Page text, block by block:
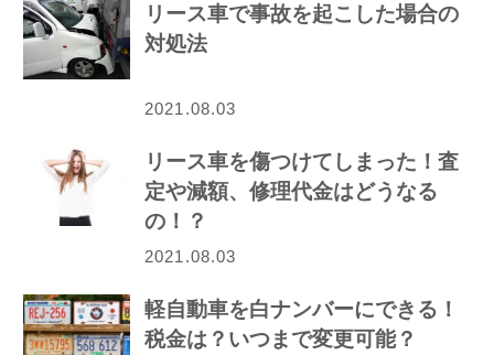
リース車で事故を起こした場合の
対処法
2021.08.03
リース車を傷つけてしまった！査
定や減額、修理代金はどうなる
の！？
2021.08.03
軽自動車を白ナンバーにできる！
税金は？いつまで変更可能？